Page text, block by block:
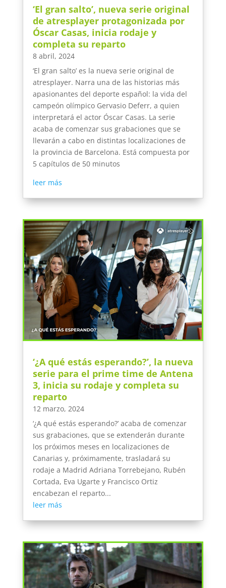
‘El gran salto’, nueva serie original
de atresplayer protagonizada por
Óscar Casas, inicia rodaje y
completa su reparto
8 abril, 2024
‘El gran salto’ es la nueva serie original de
atresplayer. Narra una de las historias más
apasionantes del deporte español: la vida del
campeón olímpico Gervasio Deferr, a quien
interpretará el actor Óscar Casas. La serie
acaba de comenzar sus grabaciones que se
llevarán a cabo en distintas localizaciones de
la provincia de Barcelona. Está compuesta por
5 capítulos de 50 minutos
leer más
‘¿A qué estás esperando?’, la nueva
serie para el prime time de Antena
3, inicia su rodaje y completa su
reparto
12 marzo, 2024
‘¿A qué estás esperando?’ acaba de comenzar
sus grabaciones, que se extenderán durante
los próximos meses en localizaciones de
Canarias y, próximamente, trasladará su
rodaje a Madrid Adriana Torrebejano, Rubén
Cortada, Eva Ugarte y Francisco Ortiz
encabezan el reparto...
leer más